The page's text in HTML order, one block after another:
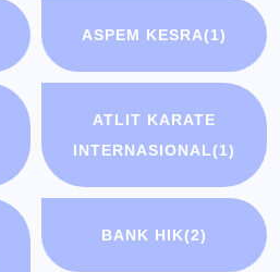
ASPEM KESRA(1)
ATLIT KARATE
INTERNASIONAL(1)
BANK HIK(2)